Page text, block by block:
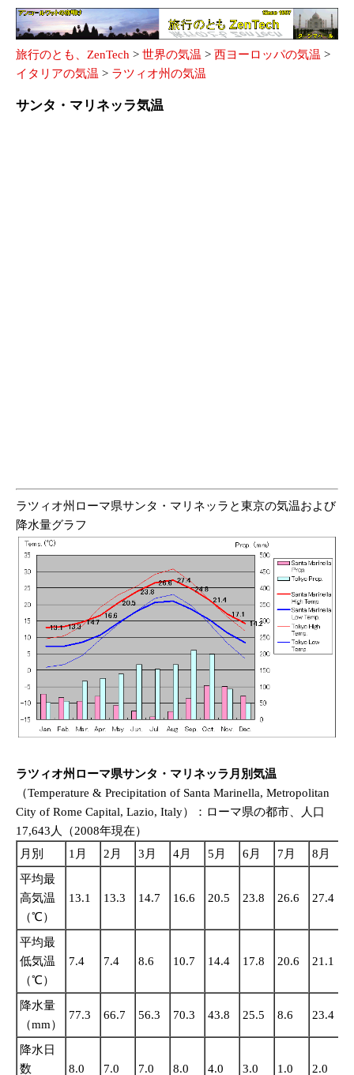
旅行のとも、ZenTech > 世界の気温 > 西ヨーロッパの気温 >
イタリアの気温 > ラツィオ州の気温
サンタ・マリネッラ気温
ラツィオ州ローマ県サンタ・マリネッラと東京の気温および
降水量グラフ
ラツィオ州ローマ県サンタ・マリネッラ月別気温
（Temperature & Precipitation of Santa Marinella, Metropolitan
City of Rome Capital, Lazio, Italy）：ローマ県の都市、人口
17,643人（2008年現在）
月別
1月 2月 3月 4月 5月 6月 7月 8月
平均最
高気温
（℃）
13.1 13.3 14.7 16.6 20.5 23.8 26.6 27.4
平均最
低気温
（℃）
7.4 7.4 8.6 10.7 14.4 17.8 20.6 21.1
降水量
（mm）
77.3 66.7 56.3 70.3 43.8 25.5 8.6 23.4
降水日
数
8.0 7.0 7.0 8.0 4.0 3.0 1.0 2.0